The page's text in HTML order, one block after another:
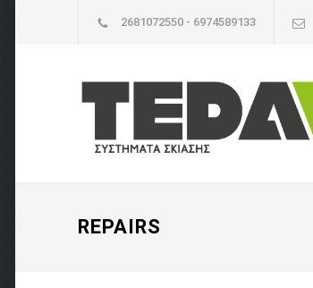
2681072550 - 6974589133
REPAIRS